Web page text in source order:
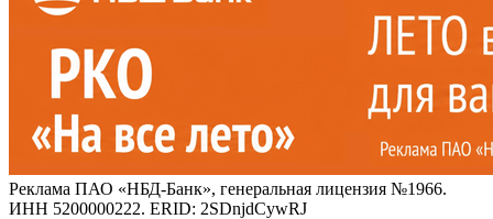
Реклама ПАО «НБД-Банк», генеральная лицензия №1966.
ИНН 5200000222. ERID: 2SDnjdCywRJ